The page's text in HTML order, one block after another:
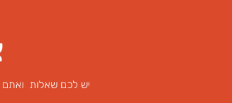
יש לכם שאלות ואתם